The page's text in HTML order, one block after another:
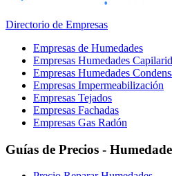
Directorio de Empresas
Empresas de Humedades
Empresas Humedades
Empresas Humedades
Empresas Impermeabilización
Empresas Tejados
Empresas Fachadas
Empresas Gas Radón
Guías de Precios -